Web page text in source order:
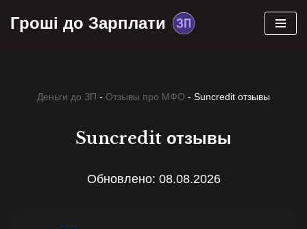
Гроші до Зарплати
Деньги до ЗП - Отзывы про МФО - Suncredit отзывы
Suncredit отзывы
Обновлено: 08.08.2026